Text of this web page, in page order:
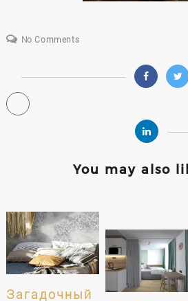
No Comments
You may also
Загадочный